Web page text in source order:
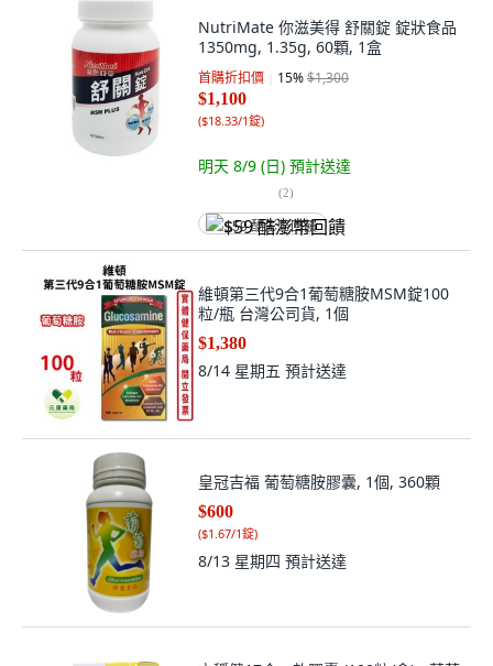
NutriMate 你滋美得 舒關錠 錠狀食品
1350mg, 1.35g, 60顆, 1盒
首購折扣價 15%$1,300
$1,100
($18.33/1錠)
明天 8/9 (日) 預計送達
(2)
$59 酷澎幣回饋
維頓第三代9合1葡萄糖胺MSM錠100
粒/瓶 台灣公司貨, 1個
$1,380
8/14 星期五 預計送達
皇冠吉福 葡萄糖胺膠囊, 1個, 360顆
$600
($1.67/1錠)
8/13 星期四 預計送達